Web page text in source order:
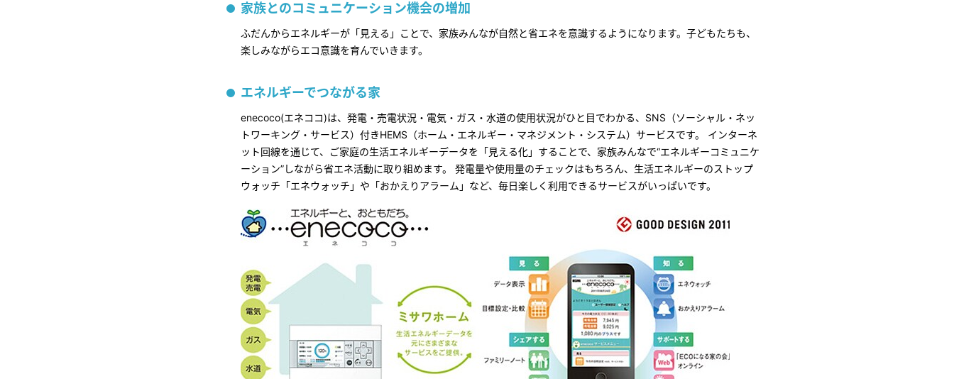
家族とのコミュニケーション機会の増加
ふだんからエネルギーが「見える」ことで、家族みんなが自然と省エネを意識するようになります。子どもたちも、
楽しみながらエコ意識を育んでいきます。
エネルギーでつながる家
enecoco(エネココ)は、発電・売電状況・電気・ガス・水道の使用状況がひと目でわかる、SNS（ソーシャル・ネッ
トワーキング・サービス）付きHEMS（ホーム・エネルギー・マネジメント・システム）サービスです。 インターネ
ット回線を通じて、ご家庭の生活エネルギーデータを「見える化」することで、家族みんなで“エネルギーコミュニケ
ーション”しながら省エネ活動に取り組めます。 発電量や使用量のチェックはもちろん、生活エネルギーのストップ
ウォッチ「エネウォッチ」や「おかえりアラーム」など、毎日楽しく利用できるサービスがいっぱいです。